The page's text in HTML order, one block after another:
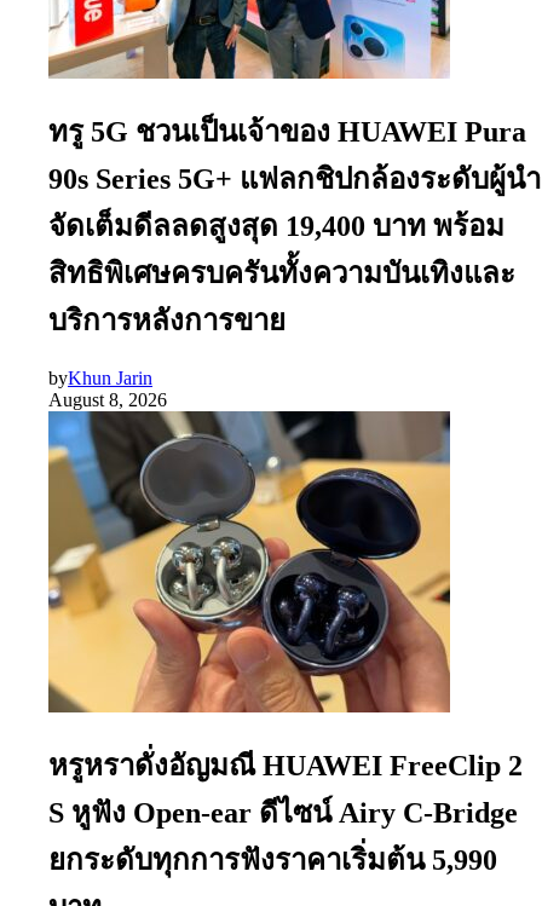
ทรู 5G ชวนเป็นเจ้าของ HUAWEI Pura
90s Series 5G+ แฟลกชิปกล้องระดับผู้นำ
จัดเต็มดีลลดสูงสุด 19,400 บาท พร้อม
สิทธิพิเศษครบครันทั้งความบันเทิงและ
บริการหลังการขาย
byKhun Jarin
August 8, 2026
หรูหราดั่งอัญมณี HUAWEI FreeClip 2
S หูฟัง Open-ear ดีไซน์ Airy C-Bridge
ยกระดับทุกการฟังราคาเริ่มต้น 5,990